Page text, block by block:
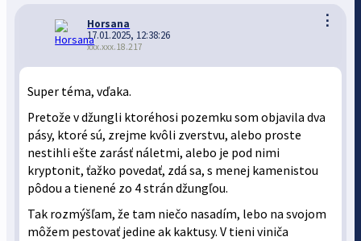
⋮
Horsana
17.01.2025, 12:38:26
xxx.xxx.18.217
Super téma, vďaka.
Pretože v džungli ktoréhosi pozemku som objavila dva
pásy, ktoré sú, zrejme kvôli zverstvu, alebo proste
nestihli ešte zarásť náletmi, alebo je pod nimi
kryptonit, ťažko povedať, zdá sa, s menej kamenistou
pôdou a tienené zo 4 strán džungľou.
Tak rozmýšľam, že tam niečo nasadím, lebo na svojom
môžem pestovať jedine ak kaktusy. V tieni viniča